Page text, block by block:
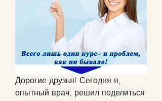
Дорогие друзья! Сегодня я,
опытный врач, решил поделиться